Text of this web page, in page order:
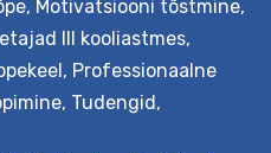
õpikäsitusest lähtuvalt
Ta…Continue
, Motivatsiooni tõstmine,
III kooliastmes,
, Professionaalne
, Tudengid,